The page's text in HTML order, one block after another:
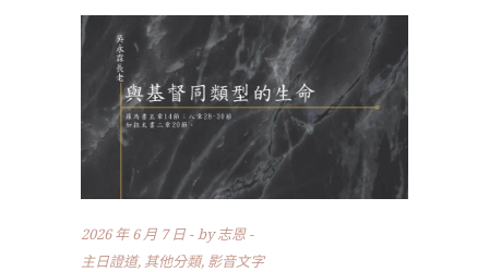
2026 年 6 月 7 日 by志恩
主日證道, 其他分類, 影音文字